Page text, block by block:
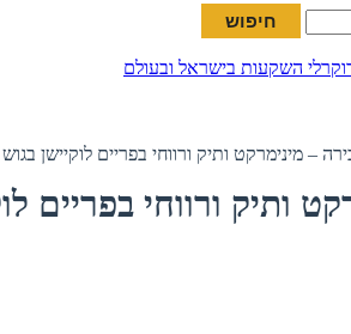
השקעות בישראל ובעולם
– מינימרקט ותיק ורווחי בפריים לוקיישן
ותיק ורווחי בפריים